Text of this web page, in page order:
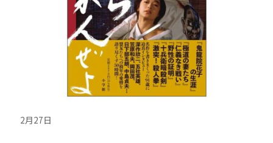
2月27日